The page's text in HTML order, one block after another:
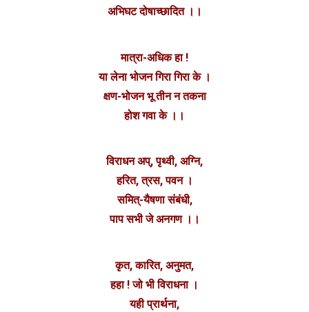
अभिघट दोषाच्छादित ।।
मात्रा-अधिक हा !
या लेना भोजन गिरा गिरा के ।
क्षण-भोजन भू तीन न तकना
होश गवा के ।।
विराधन अप्, पृथ्वी, अग्नि,
हरित, त्रस, पवन ।
समित्-यैषणा संबंधी,
पाप सभी जे अनगण ।।
कृत, कारित, अनुमत,
हहा ! जो भी विराधना ।
यही प्रार्थना,